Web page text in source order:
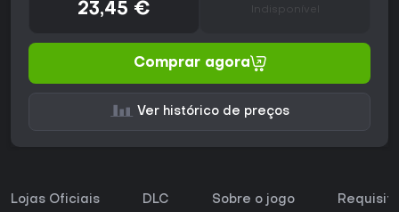
23,45 € Indisponível
Comprar agora
Ver histórico de preços
Lojas Oficiais DLC Sobre o jogo